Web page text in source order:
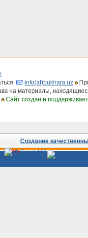
info(at)bukhara.uz
на материалы,
Сайт создан и
Создание
Сайты
Узбекистана